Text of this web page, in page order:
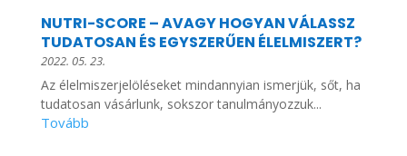
NUTRI-SCORE – AVAGY HOGYAN VÁLASSZ
TUDATOSAN ÉS EGYSZERŰEN ÉLELMISZERT?
2022. 05. 23.
Az élelmiszerjelöléseket mindannyian ismerjük, sőt, ha
tudatosan vásárlunk, sokszor tanulmányozzuk...